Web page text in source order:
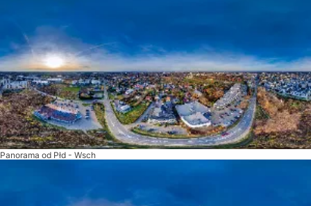
Panorama od Płd - Wsch